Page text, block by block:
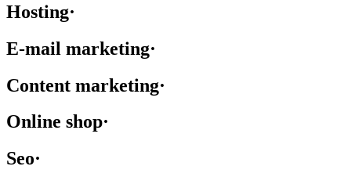
Hosting·
E-mail marketing·
Content marketing·
Online shop·
Seo·